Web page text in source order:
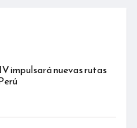
impulsará nuevas rutas